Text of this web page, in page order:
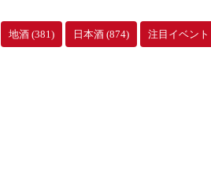
地酒 (381) 日本酒 (874) 注目イベント